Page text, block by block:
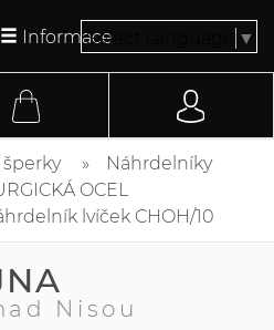
InformaceSelect Language ▼
Náhrdelníky
OCEL
lvíček CHOH/10
Nisou